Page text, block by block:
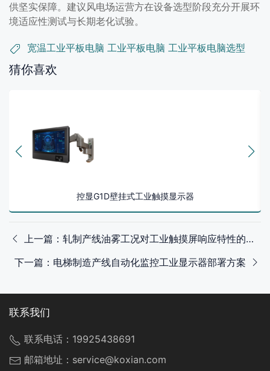
供坚实保障。建议风电场运营方在设备选型阶段充分开展环
境适应性测试与长期老化试验。
宽温工业平板电脑 工业平板电脑 工业平板电脑选型
猜你喜欢
控显G1D壁挂式工业触摸显示器
上一篇：轧制产线油雾工况对工业触摸屏响应特性的影响与适配策略
下一篇：电梯制造产线自动化监控工业显示器部署方案
联系我们
联系电话： 19925438691
邮箱地址： service@koxian.com